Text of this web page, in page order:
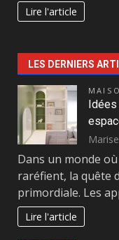
Lire l'article
LES DERNIERS
Idées
Marise
Dans un monde
raréfient, la quête
primordiale. Les
Lire l'article